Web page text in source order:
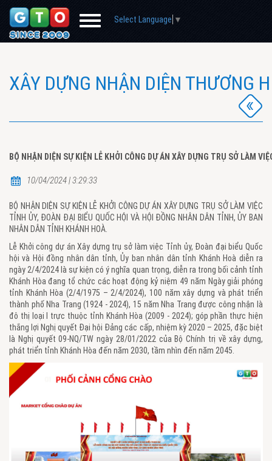
Select Language ▼
XÂY DỰNG NHẬN DIỆN THƯƠNG
BỘ NHẬN DIỆN SỰ KIỆN LỄ KHỞI CÔNG DỰ ÁN XÂY DỰNG TRỤ SỞ LÀM
10/04/2024 | 3:29:33
BỘ NHẬN DIỆN SỰ KIỆN LỄ KHỞI CÔNG DỰ ÁN XÂY DỰNG TRỤ SỞ LÀM VIỆC
TỈNH ỦY, ĐOÀN ĐẠI BIỂU QUỐC HỘI VÀ HỘI ĐỒNG NHÂN DÂN TỈNH, ỦY BAN
NHÂN DÂN TỈNH KHÁNH HOÀ.
Lễ Khởi công dự án Xây dựng trụ sở làm việc Tỉnh ủy, Đoàn đại biểu Quốc
hội và Hội đồng nhân dân tỉnh, Ủy ban nhân dân tỉnh Khánh Hoà diễn ra
ngày 2/4/2024 là sự kiện có ý nghĩa quan trọng, diễn ra trong bối cảnh tỉnh
Khánh Hòa đang tổ chức các hoạt động kỷ niệm 49 năm Ngày giải phóng
tỉnh Khánh Hòa (2/4/1975 – 2/4/2024), 100 năm xây dựng và phát triển
thành phố Nha Trang (1924 - 2024), 15 năm Nha Trang được công nhận là
đô thị loại I trực thuộc tỉnh Khánh Hòa (2009 - 2024); góp phần thực hiện
thắng lợi Nghị quyết Đại hội Đảng các cấp, nhiệm kỳ 2020 – 2025, đặc biệt
là Nghị quyết 09-NQ/TW ngày 28/01/2022 của Bộ Chính trị về xây dựng,
phát triển tỉnh Khánh Hòa đến năm 2030, tầm nhìn đến năm 2045.